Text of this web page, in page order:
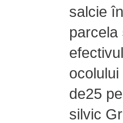
salcie
parcela
de25
silvic